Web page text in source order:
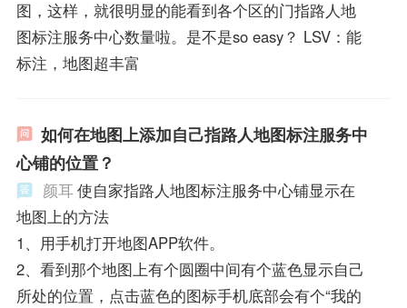
图，这样，就很明显的能看到各个区的门指路人地
图标注服务中心数量啦。是不是so easy？ LSV：能
标注，地图超丰富
如何在地图上添加自己指路人地图标注服务中
心铺的位置？
颜耳使自家指路人地图标注服务中心铺显示在
地图上的方法
1、用手机打开地图APP软件。
2、看到那个地图上有个圆圈中间有个蓝色显示自己
所处的位置，点击蓝色的图标手机底部会有个“我的